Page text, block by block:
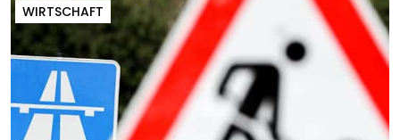
WIRTSCHAFT